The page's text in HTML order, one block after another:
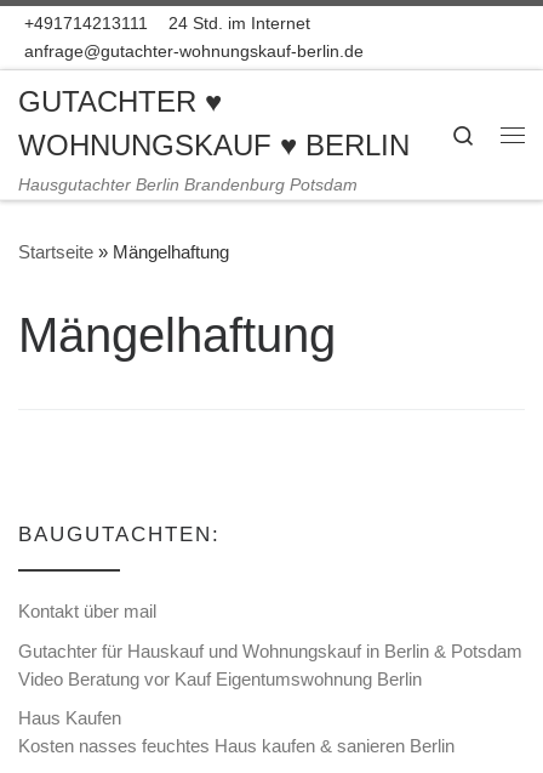
Zum Inhalt springen
+491714213111
24 Std. im Internet
anfrage@gutachter-wohnungskauf-berlin.de
GUTACHTER ♥
WOHNUNGSKAUF ♥ BERLIN
Hausgutachter Berlin Brandenburg Potsdam
Search
Startseite » Mängelhaftung
Mängelhaftung
BAUGUTACHTEN:
Kontakt über mail
Gutachter für Hauskauf und Wohnungskauf in Berlin & Potsdam
Video Beratung vor Kauf Eigentumswohnung Berlin
Haus Kaufen
Kosten nasses feuchtes Haus kaufen & sanieren Berlin